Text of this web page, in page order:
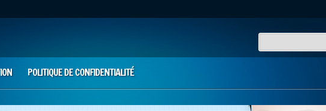
POLITIQUE DE CONFIDENTIALITÉ